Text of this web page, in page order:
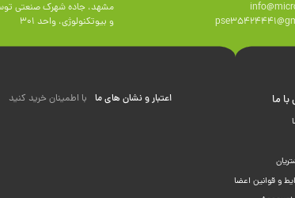
مشهد، جاده شهرک صنعتی
و بيوتكنولوژی، واحد 301
ما
و قوانین اعضا
اعتبار و نشان های ما با اطمینان خرید کنید